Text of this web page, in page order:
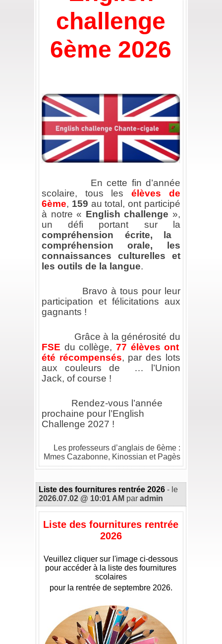
challenge
6ème 2026
En cette fin d’année
scolaire, tous lesélèves de
6ème, 159 au total, ont participé
à notre « English challenge »,
un défi portant sur la
compréhension écrite, la
compréhension orale, les
connaissances culturelles et
les outils de la langue.
Bravo à tous pour leur
participation et félicitations aux
gagnants !
Grâce à la générosité du
FSE du collège, 77 élèves ont
été récompensés, par des lots
aux couleurs de
… l’Union
Jack, of course !
Rendez-vous l’année
prochaine pour l’English
Challenge 2027 !
Les professeurs d’anglais de 6ème :
Mmes Cazabonne, Kinossian et Pagès
Liste des fournitures rentrée 2026 - le
2026.07.02 @ 10:01 AM paradmin
Liste des fournitures rentrée
2026
Veuillez cliquer sur l'image ci-dessous
pour accéder à la liste des fournitures
scolaires
pour la rentrée de septembre 2026.